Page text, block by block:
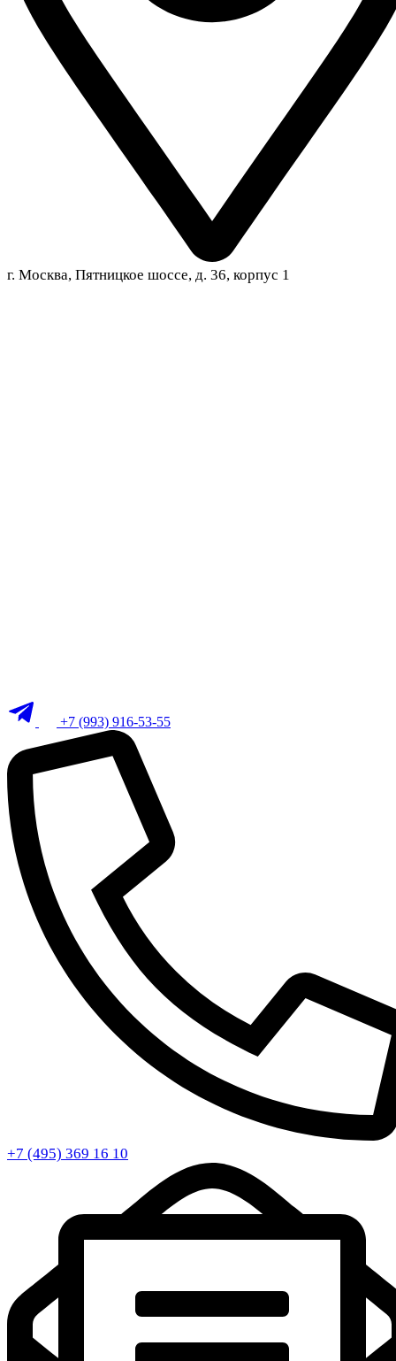
г. Москва, Пятницкое шоссе, д. 36, корпус 1
+7 (993) 916-53-55
+7 (495) 369 16 10